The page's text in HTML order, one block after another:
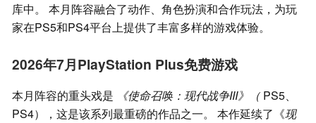
库中。 本月阵容融合了动作、角色扮演和合作玩法，为玩
家在PS5和PS4平台上提供了丰富多样的游戏体验。
2026年7月PlayStation Plus免费游戏
本月阵容的重头戏是 《使命召唤：现代战争III》（ PS5、
PS4），这是该系列最重磅的作品之一。 本作延续了《现